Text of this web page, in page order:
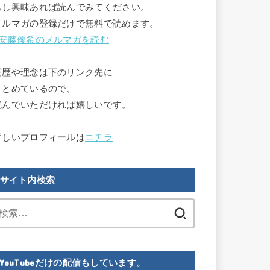
し興味あれば読んでみてください。
ルマガの登録だけで無料で読めます。
藤優希のメルマガを読む
歴や理念は下のリンク先に
とめているので、
んでいただければ嬉しいです。
しいプロフィールはコチラ
サイト内検索
YouTubeだけの配信もしています。